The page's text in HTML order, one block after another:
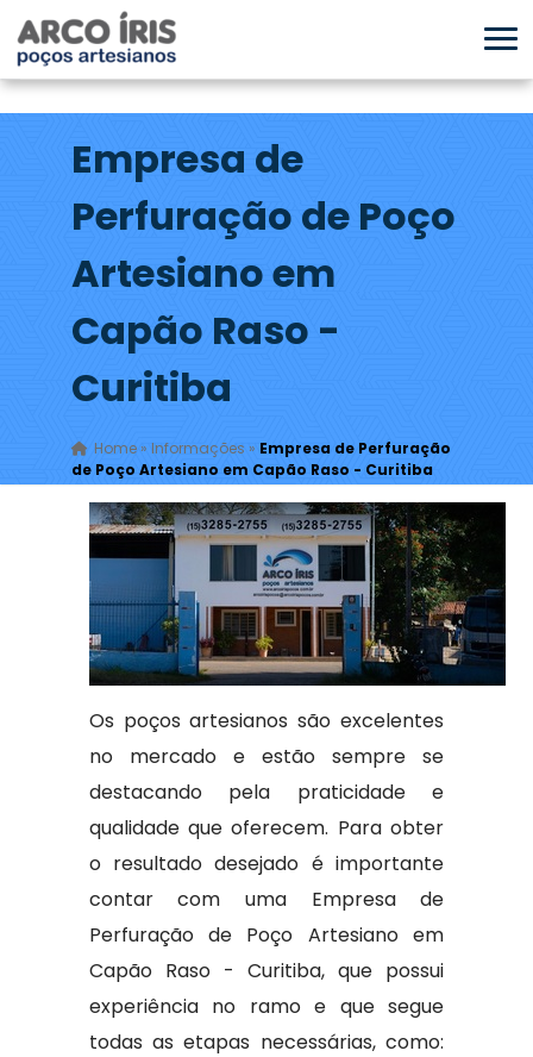
Empresa de
Perfuração de Poço
Artesiano em
Capão Raso -
Curitiba
Home» Informações » Empresa de Perfuração
de Poço Artesiano em Capão Raso - Curitiba
Os poços artesianos são excelentes
no mercado e estão sempre se
destacando pela praticidade e
qualidade que oferecem. Para obter
o resultado desejado é importante
contar com uma Empresa de
Perfuração de Poço Artesiano em
Capão Raso - Curitiba, que possui
experiência no ramo e que segue
todas as etapas necessárias, como: